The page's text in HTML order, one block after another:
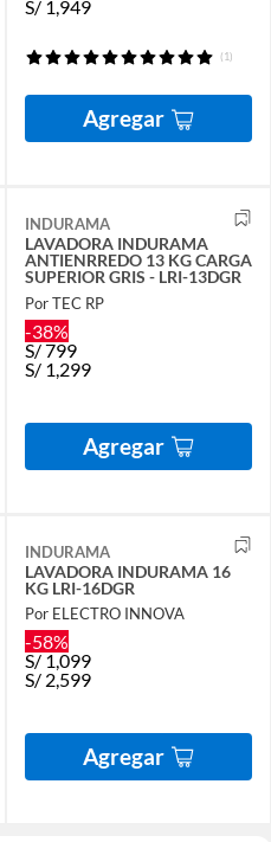
S/ 1,949
(1)
Agregar
INDURAMA
LAVADORA INDURAMA
ANTIENRREDO 13 KG CARGA
SUPERIOR GRIS - LRI-13DGR
Por TEC RP
-38%
S/799
S/ 1,299
Agregar
INDURAMA
LAVADORA INDURAMA 16
KG LRI-16DGR
Por ELECTRO INNOVA
-58%
S/1,099
S/ 2,599
Agregar